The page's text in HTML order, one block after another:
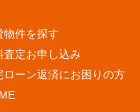
物件を探す
査定お申し込み
ローン返済にお困りの方